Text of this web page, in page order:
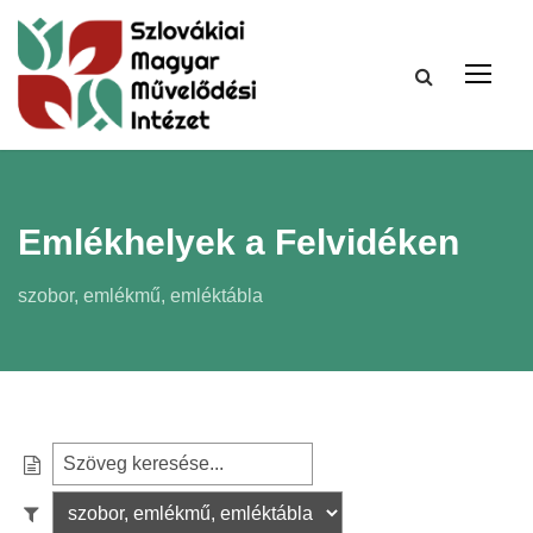
Emlékhelyek a Felvidéken
szobor, emlékmű, emléktábla
e